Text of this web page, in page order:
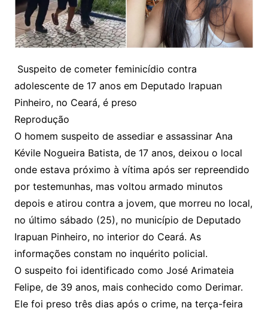
Suspeito de cometer feminicídio contra
adolescente de 17 anos em Deputado Irapuan
Pinheiro, no Ceará, é preso
Reprodução
O homem suspeito de assediar e assassinar Ana
Kévile Nogueira Batista, de 17 anos, deixou o local
onde estava próximo à vítima após ser repreendido
por testemunhas, mas voltou armado minutos
depois e atirou contra a jovem, que morreu no local,
no último sábado (25), no município de Deputado
Irapuan Pinheiro, no interior do Ceará. As
informações constam no inquérito policial.
O suspeito foi identificado como José Arimateia
Felipe, de 39 anos, mais conhecido como Derimar.
Ele foi preso três dias após o crime, na terça-feira